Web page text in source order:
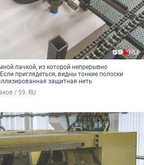
пачкой, из которой непрерывно
приглядеться, видны тонкие полоски
защитная нить
/ 59. RU